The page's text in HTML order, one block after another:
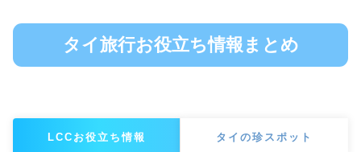
タイ旅行お役立ち情報まとめ
LCCお役立ち情報 タイの珍スポット